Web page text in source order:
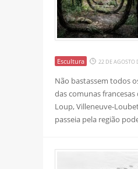
Escultura 22 DE AGOSTO
Não bastassem todos
das comunas francesas
Loup, Villeneuve-
passeia pela região